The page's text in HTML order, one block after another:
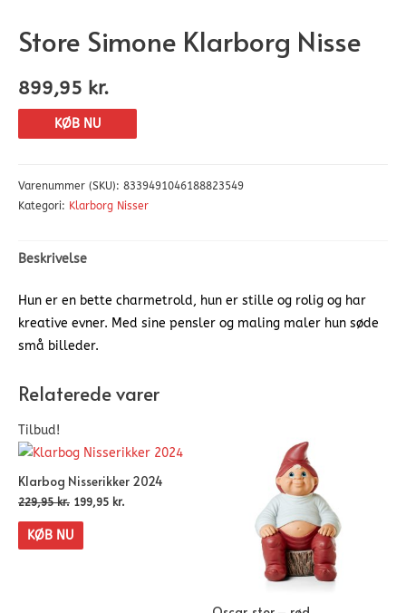
Store Simone Klarborg Nisse
899,95 kr.
KØB NU
Varenummer (SKU): 8339491046188823549
Kategori: Klarborg Nisser
Beskrivelse
Hun er en bette charmetrold, hun er stille og rolig og har
kreative evner. Med sine pensler og maling maler hun søde
små billeder.
Relaterede varer
Tilbud!
Klarbog Nisserikker 2024
229,95kr. 199,95 kr.
KØB NU